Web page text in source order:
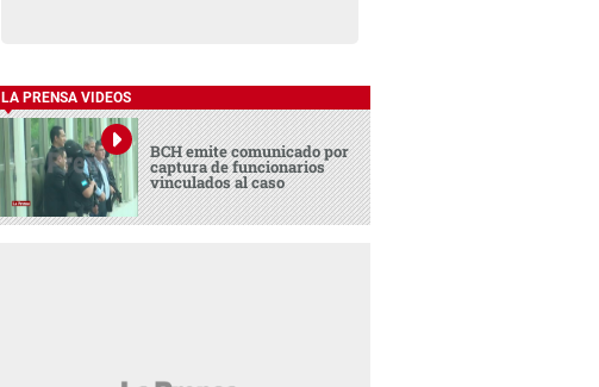
LA PRENSA VIDEOS
BCH emite comunicado por
captura de funcionarios
vinculados al caso